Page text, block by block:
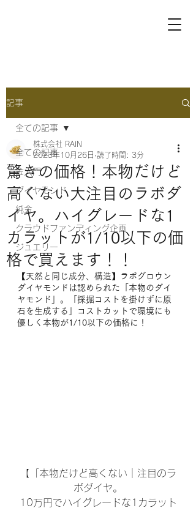
記事
全ての記事
金入門
ダイヤモンド
純金
クラウドファンディング企画
ジュエリー
全ての記事
驚きの価格！本物だけど
高くない大注目のラボダ
イヤ。ハイグレードな1
カラットが1/10以下の価
格で買えます！！
株式会社 RAIN
2023年10月26日 読了時間: 3分
【天然と同じ成分、構造】ラボグロウン
ダイヤモンドは認められた「本物のダイ
ヤモンド」。「採掘コストを掛けずに原
石を生成する」コストカットで環境にも
優しく本物が1/10以下の価格に！
【「本物だけど高くない｜注目のラ
ボダイヤ。
10万円でハイグレードな1カラット